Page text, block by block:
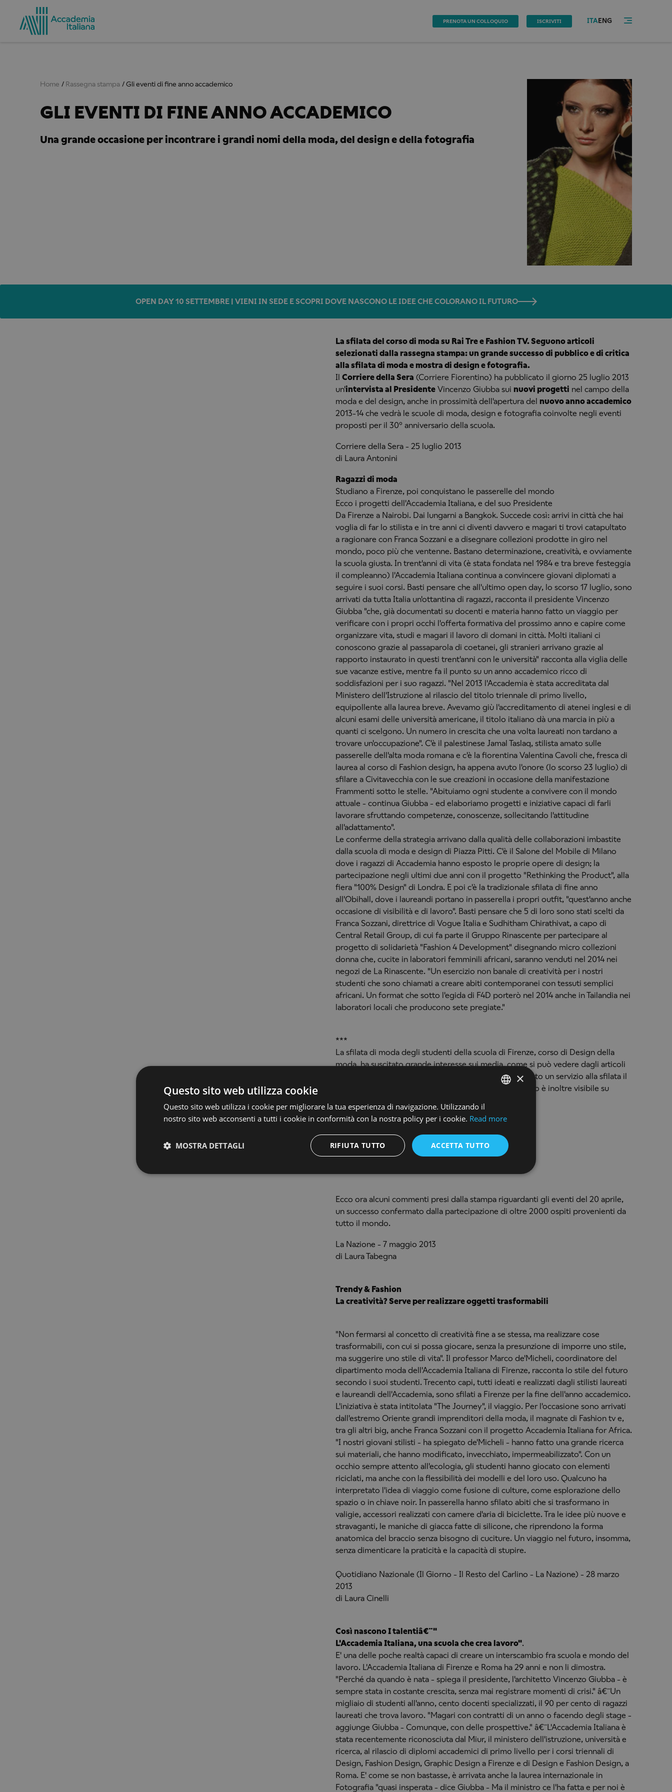
PRENOTA UN COLLOQUIO ISCRIVITI ITA ENG
Home Rassegna stampa Gli eventi di fine anno accademico
GLI EVENTI DI FINE ANNO ACCADEMICO
Una grande occasione per incontrare i grandi nomi della moda, del design e della fotografia
OPEN DAY 10 SETTEMBRE | VIENI IN SEDE E SCOPRI DOVE NASCONO LE IDEE CHE COLORANO IL FUTURO
La sfilata del corso di moda su Rai Tre e Fashion TV. Seguono articoli
selezionati dalla rassegna stampa: un grande successo di pubblico e di critica
alla sfilata di moda e mostra di design e fotografia.
Il Corriere della Sera (Corriere Fiorentino) ha pubblicato il giorno 25 luglio 2013
un'intervista al PresidenteVincenzo Giubba sui nuovi progetti nel campo della
moda e del design, anche in prossimità dell'apertura del nuovo anno accademico
2013-14 che vedrà le scuole di moda, design e fotografia coinvolte negli eventi
proposti per il 30° anniversario della scuola.
Corriere della Sera - 25 luglio 2013
di Laura Antonini
Ragazzi di moda
Studiano a Firenze, poi conquistano le passerelle del mondo
Ecco i progetti dell'Accademia Italiana, e del suo Presidente
Da Firenze a Nairobi. Dai lungarni a Bangkok. Succede così: arrivi in città che hai
voglia di far lo stilista e in tre anni ci diventi davvero e magari ti trovi catapultato
a ragionare con Franca Sozzani e a disegnare collezioni prodotte in giro nel
mondo, poco più che ventenne. Bastano determinazione, creatività, e ovviamente
la scuola giusta. In trent'anni di vita (è stata fondata nel 1984 e tra breve festeggia
il compleanno) l'Accademia Italiana continua a convincere giovani diplomati a
seguire i suoi corsi. Basti pensare che all'ultimo open day, lo scorso 17 luglio, sono
arrivati da tutta Italia un'ottantina di ragazzi, racconta il presidente Vincenzo
Giubba "che, già documentati su docenti e materia hanno fatto un viaggio per
verificare con i propri occhi l'offerta formativa del prossimo anno e capire come
organizzare vita, studi e magari il lavoro di domani in città. Molti italiani ci
conoscono grazie al passaparola di coetanei, gli stranieri arrivano grazie al
rapporto instaurato in questi trent'anni con le università" racconta alla viglia delle
sue vacanze estive, mentre fa il punto su un anno accademico ricco di
soddisfazioni per i suo ragazzi. "Nel 2013 l'Accademia è stata accreditata dal
Ministero dell'Istruzione al rilascio del titolo triennale di primo livello,
equipollente alla laurea breve. Avevamo giù l'accreditamento di atenei inglesi e di
alcuni esami delle università americane, il titolo italiano dà una marcia in più a
quanti ci scelgono. Un numero in crescita che una volta laureati non tardano a
trovare un'occupazione". C'è il palestinese Jamal Taslaq, stilista amato sulle
passerelle dell'alta moda romana e c'è la fiorentina Valentina Cavoli che, fresca di
laurea al corso di Fashion design, ha appena avuto l'onore (lo scorso 23 luglio) di
sfilare a Civitavecchia con le sue creazioni in occasione della manifestazione
Frammenti sotto le stelle. "Abituiamo ogni studente a convivere con il mondo
attuale - continua Giubba - ed elaboriamo progetti e iniziative capaci di farli
lavorare sfruttando competenze, conoscenze, sollecitando l'attitudine
all'adattamento".
Le conferme della strategia arrivano dalla qualità delle collaborazioni imbastite
dalla scuola di moda e design di Piazza Pitti. C'è il Salone del Mobile di Milano
dove i ragazzi di Accademia hanno esposto le proprie opere di design; la
partecipazione negli ultimi due anni con il progetto "Rethinking the Product", alla
fiera "100% Design" di Londra. E poi c'è la tradizionale sfilata di fine anno
all'Obihall, dove i laureandi portano in passerella i propri outfit, "quest'anno anche
occasione di visibilità e di lavoro". Basti pensare che 5 di loro sono stati scelti da
Franca Sozzani, direttrice di Vogue Italia e Sudhitham Chirathivat, a capo di
Central Retail Group, di cui fa parte il Gruppo Rinascente per partecipare al
progetto di solidarietà "Fashion 4 Development" disegnando micro collezioni
donna che, cucite in laboratori femminili africani, saranno venduti nel 2014 nei
negozi de La Rinascente. "Un esercizio non banale di creatività per i nostri
studenti che sono chiamati a creare abiti contemporanei con tessuti semplici
africani. Un format che sotto l'egida di F4D porterò nel 2014 anche in Tailandia nei
laboratori locali che producono sete pregiate."
***
La sfilata di moda degli studenti della scuola di Firenze, corso di Design della
moda, ha suscitato grande interesse sui media, come si può vedere dagli articoli
ha dedicato un servizio alla sfilata il
. L'evento di fine anno accademico è inoltre visibile su
Guarda ilservizio di Fashion TV su You Tube
Ecco ora alcuni commenti presi dalla stampa riguardanti gli eventi del 20 aprile,
un successo confermato dalla partecipazione di oltre 2000 ospiti provenienti da
tutto il mondo.
La Nazione - 7 maggio 2013
di Laura Tabegna
Trendy & Fashion
La creatività? Serve per realizzare oggetti trasformabili
"Non fermarsi al concetto di creatività fine a se stessa, ma realizzare cose
trasformabili, con cui si possa giocare, senza la presunzione di imporre uno stile,
ma suggerire uno stile di vita". Il professor Marco de'Micheli, coordinatore del
dipartimento moda dell'Accademia Italiana di Firenze, racconta lo stile del futuro
secondo i suoi studenti. Trecento capi, tutti ideati e realizzati dagli stilisti laureati
e laureandi dell'Accademia, sono sfilati a Firenze per la fine dell'anno accademico.
L'iniziativa è stata intitolata "The Journey", il viaggio. Per l'occasione sono arrivati
dall'estremo Oriente grandi imprenditori della moda, il magnate di Fashion tv e,
tra gli altri big, anche Franca Sozzani con il progetto Accademia Italiana for Africa.
"I nostri giovani stilisti - ha spiegato de'Micheli - hanno fatto una grande ricerca
sui materiali, che hanno modificato, invecchiato, impermeabilizzato". Con un
occhio sempre attento all'ecologia, gli studenti hanno giocato con elementi
riciclati, ma anche con la flessibilità dei modelli e del loro uso. Qualcuno ha
interpretato l'idea di viaggio come fusione di culture, come esplorazione dello
spazio o in chiave noir. In passerella hanno sfilato abiti che si trasformano in
valigie, accessori realizzati con camere d'aria di biciclette. Tra le idee più nuove e
stravaganti, le maniche di giacca fatte di silicone, che riprendono la forma
anatomica del braccio senza bisogno di cuciture. Un viaggio nel futuro, insomma,
senza dimenticare la praticità e la capacità di stupire.
Quotidiano Nazionale (Il Giorno - Il Resto del Carlino - La Nazione) - 28 marzo
2013
di Laura Cinelli
Così nascono I talentiâ€¨"
L'Accademia Italiana, una scuola che crea lavoro".
E' una delle poche realtà capaci di creare un interscambio fra scuola e mondo del
lavoro. L'Accademia Italiana di Firenze e Roma ha 29 anni e non li dimostra.
"Perché da quando è nata - spiega il presidente, l'architetto Vincenzo Giubba - è
sempre stata in costante crescita, senza mai registrare momenti di crisi." â€¨Un
migliaio di studenti all'anno, cento docenti specializzati, il 90 per cento di ragazzi
laureati che trova lavoro. "Magari con contratti di un anno o facendo degli stage -
aggiunge Giubba - Comunque, con delle prospettive." â€¨L'Accademia Italiana è
stata recentemente riconosciuta dal Miur, il ministero dell'istruzione, università e
ricerca, al rilascio di diplomi accademici di primo livello per i corsi triennali di
Design, Fashion Design, Graphic Design a Firenze e di Design e Fashion Design, a
Roma. E' come se non bastasse, è arrivata anche la laurea internazionale in
Fotografia "quasi insperata - dice Giubba - Ma il ministro ce l'ha fatta e per noi è
ENGLISH
×
Questo sito web utilizza cookie
Questo sito web utilizza i cookie per migliorare la tua esperienza di navigazione. Utilizzando il
nostro sito web acconsenti a tutti i cookie in conformità con la nostra policy per i cookie. Read more
ACCETTA TUTTO
RIFIUTA TUTTO
MOSTRA DETTAGLI